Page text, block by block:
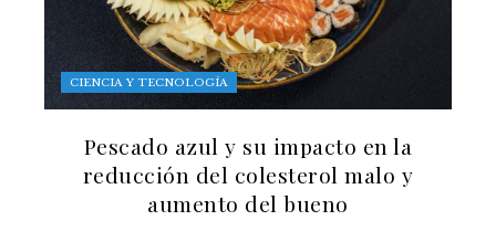
CIENCIA Y TECNOLOGÍA
Pescado azul y su impacto en la
reducción del colesterol malo y
aumento del bueno